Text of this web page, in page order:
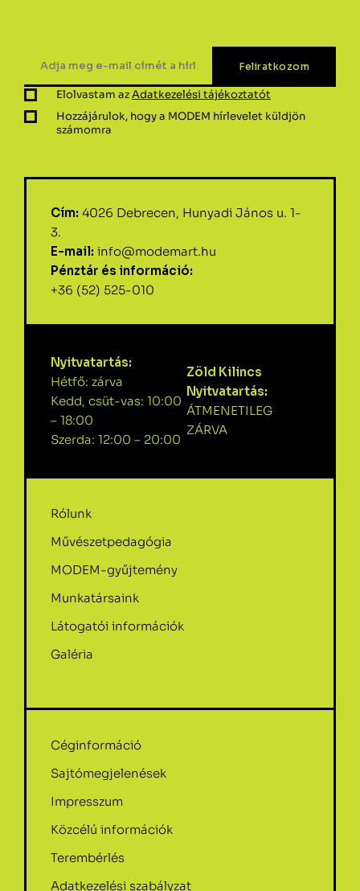
Elolvastam azAdatkezelési tájékoztatót
Hozzájárulok, hogy a MODEM hírlevelet küldjön
számomra
Cím: 4026 Debrecen, Hunyadi János u. 1-
3.
E-mail: info@modemart.hu
Pénztár és információ:
+36 (52) 525-010
Nyitvatartás:
Hétfő: zárva
Kedd, csüt-vas: 10:00
– 18:00
Szerda: 12:00 – 20:00
Zöld Kilincs
Nyitvatartás:
ÁTMENETILEG
ZÁRVA
Rólunk
Művészetpedagógia
MODEM-gyűjtemény
Munkatársaink
Látogatói információk
Galéria
Céginformáció
Sajtómegjelenések
Impresszum
Közcélú információk
Terembérlés
Adatkezelési szabályzat